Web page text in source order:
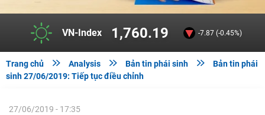
VN-Index 1,760.19 -7.87 (-0.45%)
Trang chủ  Analysis  Bản tin phái sinh 
Bản tin phái
sinh 27/06/2019: Tiếp tục điều chỉnh
27/06/2019 - 17:35